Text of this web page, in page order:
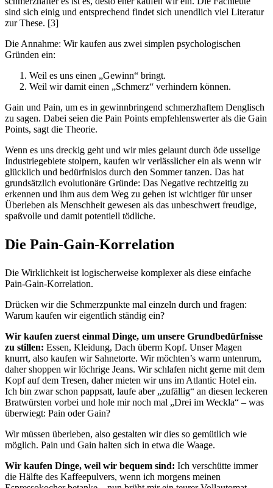
sind sich einig und entsprechend findet sich unendlich viel Literatur
zur These. [3]
Die Annahme: Wir kaufen aus zwei simplen psychologischen
Gründen ein:
Weil es uns einen „Gewinn“ bringt.
Weil wir damit einen „Schmerz“ verhindern können.
Gain und Pain, um es in gewinnbringend schmerzhaftem Denglisch
zu sagen. Dabei seien die Pain Points empfehlenswerter als die Gain
Points, sagt die Theorie.
Wenn es uns dreckig geht und wir mies gelaunt durch öde usselige
Industriegebiete stolpern, kaufen wir verlässlicher ein als wenn wir
glücklich und bedürfnislos durch den Sommer tanzen. Das hat
grundsätzlich evolutionäre Gründe: Das Negative rechtzeitig zu
erkennen und ihm aus dem Weg zu gehen ist wichtiger für unser
Überleben als Menschheit gewesen als das unbeschwert freudige,
spaßvolle und damit potentiell tödliche.
Die Pain-Gain-Korrelation
Die Wirklichkeit ist logischerweise komplexer als diese einfache
Pain-Gain-Korrelation.
Drücken wir die Schmerzpunkte mal einzeln durch und fragen:
Warum kaufen wir eigentlich ständig ein?
Wir kaufen zuerst einmal Dinge, um unsere Grundbedürfnisse
zu stillen: Essen, Kleidung, Dach überm Kopf. Unser Magen
knurrt, also kaufen wir Sahnetorte. Wir möchten’s warm untenrum,
daher shoppen wir löchrige Jeans. Wir schlafen nicht gerne mit dem
Kopf auf dem Tresen, daher mieten wir uns im Atlantic Hotel ein.
Ich bin zwar schon pappsatt, laufe aber „zufällig“ an diesen leckeren
Bratwürsten vorbei und hole mir noch mal „Drei im Weckla“ – was
überwiegt: Pain oder Gain?
Wir müssen überleben, also gestalten wir dies so gemütlich wie
möglich. Pain und Gain halten sich in etwa die Waage.
Wir kaufen Dinge, weil wir bequem sind: Ich verschütte immer
die Hälfte des Kaffeepulvers, wenn ich morgens meinen